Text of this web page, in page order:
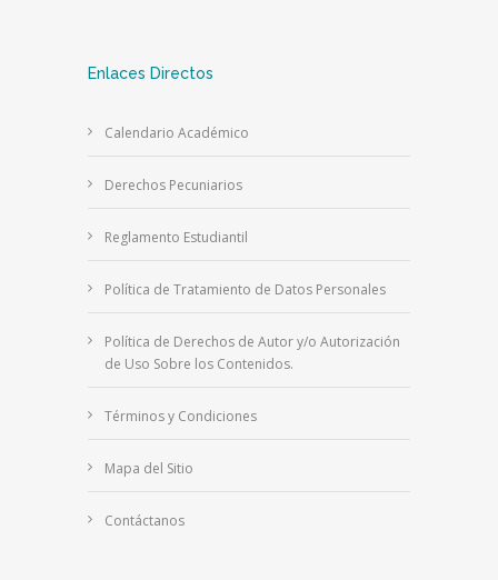
Enlaces Directos
Calendario Académico
Derechos Pecuniarios
Reglamento Estudiantil
Política de Tratamiento de Datos Personales
Política de Derechos de Autor y/o Autorización
de Uso Sobre los Contenidos.
Términos y Condiciones
Mapa del Sitio
Contáctanos